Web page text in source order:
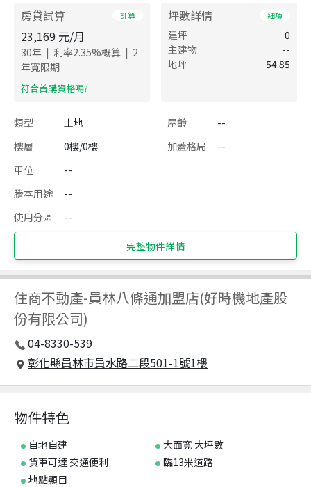
房貸試算 計算
23,169 元/月
30年 | 利率2.35%概算 | 2
年寬限期
​符合首購資格嗎?
坪數詳情 細項
建坪
0
主建物
--
地坪
54.85
類型 土地 屋齡
--
樓層
0樓/0樓 加蓋格局
--
車位
--
謄本用途
--
使用分區
--
完整物件詳情
住商不動產-員林八條通加盟店(好時機地產股
份有限公司)
04-8330-539
彰化縣員林市員水路二段501-1號1樓
物件特色
自地自建
大面寬 大坪數
貨車可達 交通便利
臨13米道路
地點顯目